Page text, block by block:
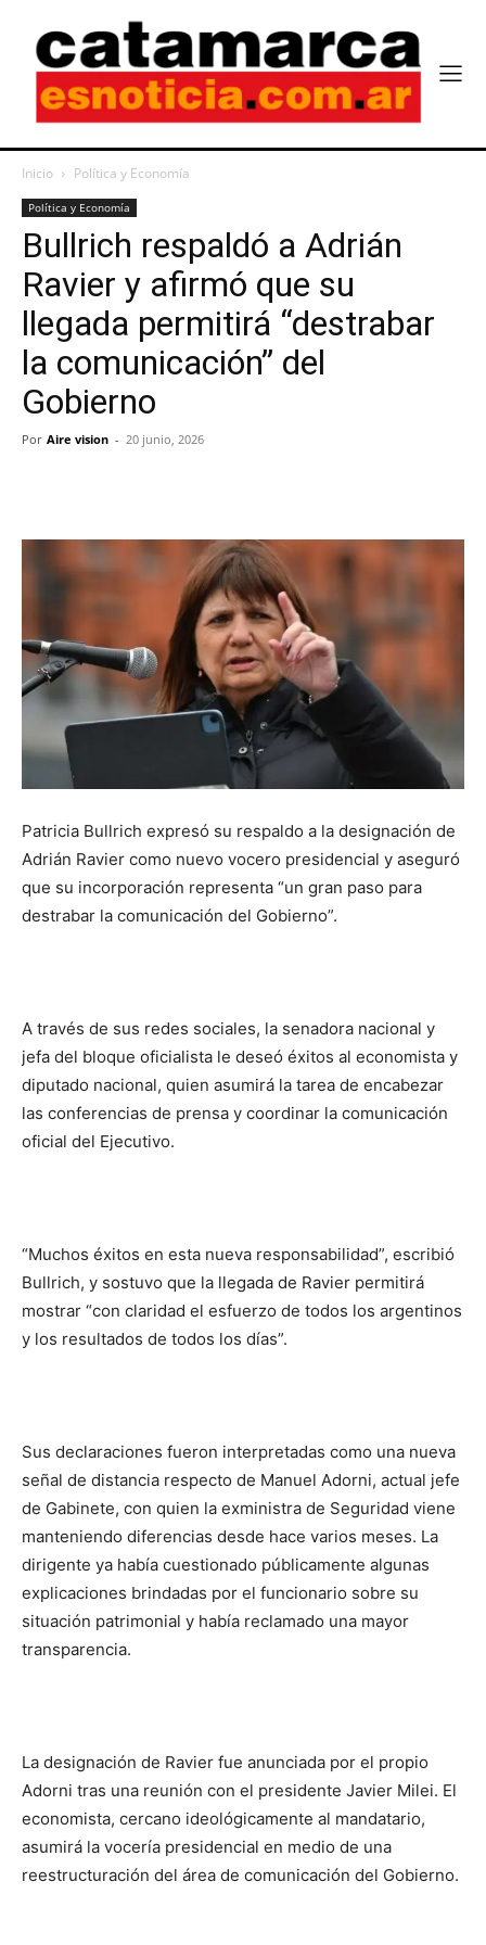
Inicio Política y Economía
Política y Economía
Bullrich respaldó a Adrián
Ravier y afirmó que su
llegada permitirá “destrabar
la comunicación” del
Gobierno
Por Aire vision - 20 junio, 2026
Patricia Bullrich expresó su respaldo a la designación de
Adrián Ravier como nuevo vocero presidencial y aseguró
que su incorporación representa “un gran paso para
destrabar la comunicación del Gobierno”.
A través de sus redes sociales, la senadora nacional y
jefa del bloque oficialista le deseó éxitos al economista y
diputado nacional, quien asumirá la tarea de encabezar
las conferencias de prensa y coordinar la comunicación
oficial del Ejecutivo.
“Muchos éxitos en esta nueva responsabilidad”, escribió
Bullrich, y sostuvo que la llegada de Ravier permitirá
mostrar “con claridad el esfuerzo de todos los argentinos
y los resultados de todos los días”.
Sus declaraciones fueron interpretadas como una nueva
señal de distancia respecto de Manuel Adorni, actual jefe
de Gabinete, con quien la exministra de Seguridad viene
manteniendo diferencias desde hace varios meses. La
dirigente ya había cuestionado públicamente algunas
explicaciones brindadas por el funcionario sobre su
situación patrimonial y había reclamado una mayor
transparencia.
La designación de Ravier fue anunciada por el propio
Adorni tras una reunión con el presidente Javier Milei. El
economista, cercano ideológicamente al mandatario,
asumirá la vocería presidencial en medio de una
reestructuración del área de comunicación del Gobierno.